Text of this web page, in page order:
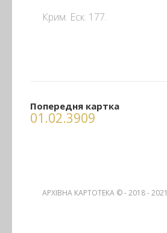
Крим. Еск. 177.
Попередня картка
01.02.3909
АРХІВНА КАРТОТЕКА © - 2018 - 2021